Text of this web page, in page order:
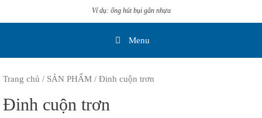
Ví dụ: ống hút bụi gân nhựa
Menu
Trang chủ / SẢN PHẨM / Đinh cuộn trơn
Đinh cuộn trơn